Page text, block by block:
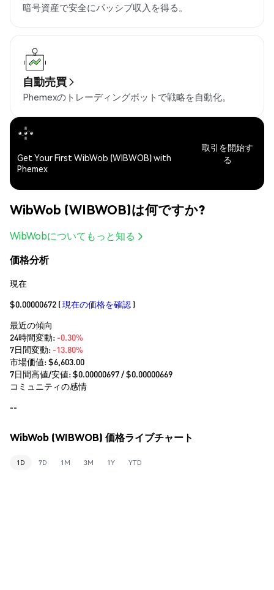
暗号資産で安全にパッシブ収入を得る。
自動売買
Phemexのトレーディングボットで戦略を自動化。
Get Your First WibWob (WIBWOB) with
Phemex
取引を開始す
る
WibWob (WIBWOB)は何ですか?
WibWobについてもっと知る
価格分析
現在
$0.00000672 (現在の価格を確認 )
最近の傾向
24時間変動: -0.30%
7日間変動: -13.80%
市場価値:$6,603.00
7日間高値/安値: $0.00000697/ $0.00000669
コミュニティの感情
--
WibWob (WIBWOB) 価格ライブチャート
1D 7D 1M 3M 1Y YTD